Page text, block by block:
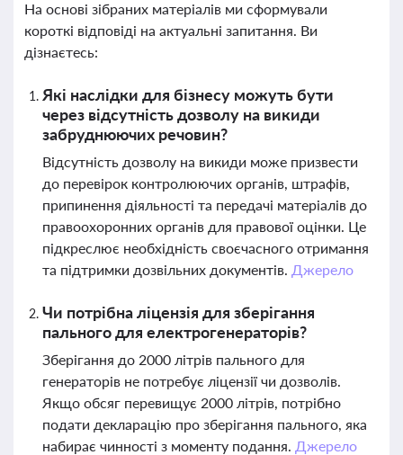
На основі зібраних матеріалів ми сформували
короткі відповіді на актуальні запитання. Ви
дізнаєтесь:
Які наслідки для бізнесу можуть бути
через відсутність дозволу на викиди
забруднюючих речовин?
Відсутність дозволу на викиди може призвести
до перевірок контролюючих органів, штрафів,
припинення діяльності та передачі матеріалів до
правоохоронних органів для правової оцінки. Це
підкреслює необхідність своєчасного отримання
та підтримки дозвільних документів. Джерело
Чи потрібна ліцензія для зберігання
пального для електрогенераторів?
Зберігання до 2000 літрів пального для
генераторів не потребує ліцензії чи дозволів.
Якщо обсяг перевищує 2000 літрів, потрібно
подати декларацію про зберігання пального, яка
набирає чинності з моменту подання. Джерело